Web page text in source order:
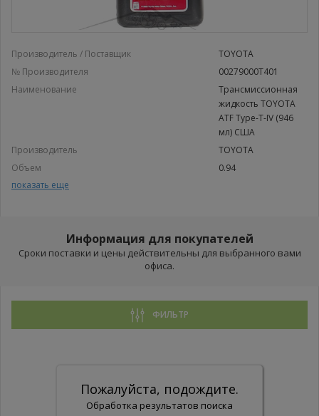
Производитель / Поставщик
TOYOTA
№ Производителя
00279000T401
Наименование
Трансмиссионная
жидкость TOYOTA
ATF Type-T-IV (946
мл) США
Производитель
TOYOTA
Объем
0.94
Спецификации ATF
показать еще
Информация для покупателей
Сроки поставки и цены действительны для выбранного вами
офиса.
ФИЛЬТР
Пожалуйста, подождите.
Обработка результатов поиска